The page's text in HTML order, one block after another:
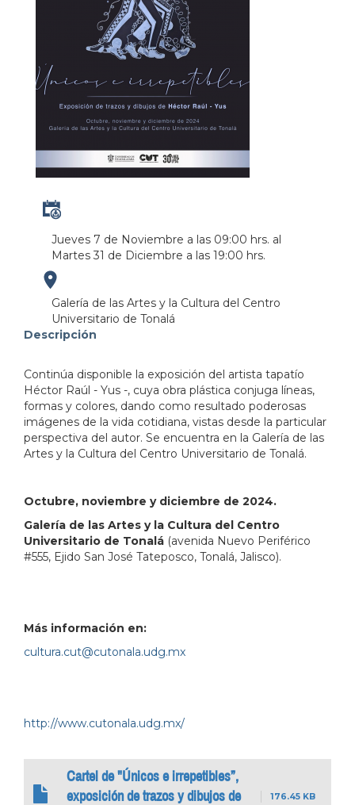
Jueves 7 de Noviembre a las 09:00 hrs. al
Martes 31 de Diciembre a las 19:00 hrs.
Galería de las Artes y la Cultura del Centro
Universitario de Tonalá
Descripción
Continúa disponible la exposición del artista tapatío
Héctor Raúl - Yus -, cuya obra plástica conjuga líneas,
formas y colores, dando como resultado poderosas
imágenes de la vida cotidiana, vistas desde la particular
perspectiva del autor. Se encuentra en la Galería de las
Artes y la Cultura del Centro Universitario de Tonalá.
Octubre, noviembre y diciembre de 2024.
Galería de las Artes y la Cultura del Centro
Universitario de Tonalá (avenida Nuevo Periférico
#555, Ejido San José Tateposco, Tonalá, Jalisco).
Más información en:
cultura.cut@cutonala.udg.mx
http://www.cutonala.udg.mx/
Cartel de "Únicos e irrepetibles”,
exposición de trazos y dibujos de
176.45 KB